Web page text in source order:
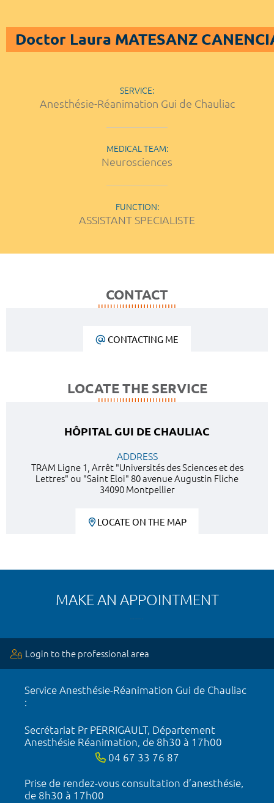
Doctor Laura MATESANZ
SERVICE:
Anesthésie-Réanimation Gui de Chauliac
MEDICAL TEAM:
Neurosciences
FUNCTION:
ASSISTANT SPECIALISTE
CONTACT
CONTACTING ME
LOCATE THE SERVICE
HÔPITAL GUI DE CHAULIAC
ADDRESS
TRAM Ligne 1, Arrêt "Universités des Sciences et des
Lettres" ou "Saint Eloi" 80 avenue Augustin Fliche
34090 Montpellier
LOCATE ON THE MAP
MAKE AN APPOINTMENT
Login to the professional area
Service Anesthésie-Réanimation Gui de Chauliac
:
Secrétariat Pr PERRIGAULT, Département
Anesthésie Réanimation, de 8h30 à 17h00
04 67 33 76 87
Prise de rendez-vous consultation d’anesthésie,
de 8h30 à 17h00